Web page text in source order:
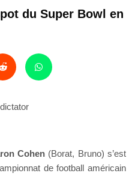
du Super Bowl en
Cohen(Borat, Bruno) s’est
de football américain